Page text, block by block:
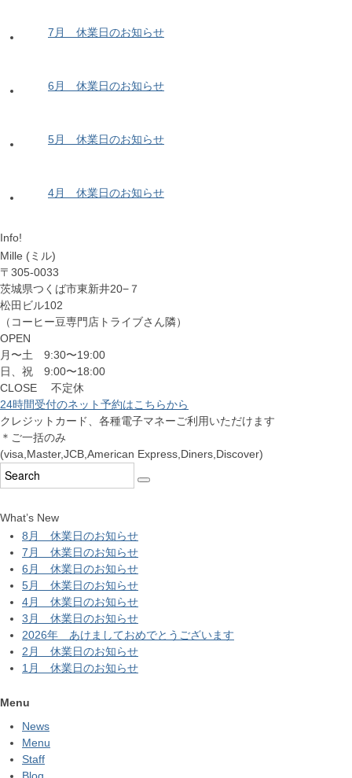
7月 休業日のお知らせ
6月 休業日のお知らせ
5月 休業日のお知らせ
4月 休業日のお知らせ
Info!
Mille (ミル)
〒305-0033
茨城県つくば市東新井20−７
松田ビル102
（コーヒー豆専門店トライブさん隣）
OPEN
月〜土 9:30〜19:00
日、祝 9:00〜18:00
CLOSE 不定休
24時間受付のネット予約はこちらから
クレジットカード、各種電子マネーご利用いただけます
＊ご一括のみ
(visa,Master,JCB,American Express,Diners,Discover)
What’s New
8月 休業日のお知らせ
7月 休業日のお知らせ
6月 休業日のお知らせ
5月 休業日のお知らせ
4月 休業日のお知らせ
3月 休業日のお知らせ
2026年 あけましておめでとうございます
2月 休業日のお知らせ
1月 休業日のお知らせ
Menu
News
Menu
Staff